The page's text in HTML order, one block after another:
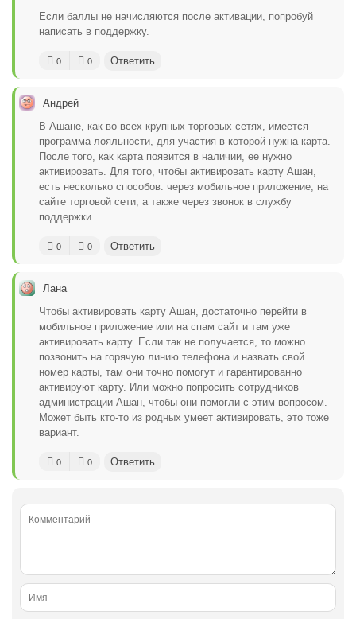
Если баллы не начисляются после активации, попробуй
написать в поддержку.
0 0 Ответить
Андрей
В Ашане, как во всех крупных торговых сетях, имеется
программа лояльности, для участия в которой нужна карта.
После того, как карта появится в наличии, ее нужно
активировать. Для того, чтобы активировать карту Ашан,
есть несколько способов: через мобильное приложение, на
сайте торговой сети, а также через звонок в службу
поддержки.
0 0 Ответить
Лана
Чтобы активировать карту Ашан, достаточно перейти в
мобильное приложение или на спам сайт и там уже
активировать карту. Если так не получается, то можно
позвонить на горячую линию телефона и назвать свой
номер карты, там они точно помогут и гарантированно
активируют карту. Или можно попросить сотрудников
администрации Ашан, чтобы они помогли с этим вопросом.
Может быть кто-то из родных умеет активировать, это тоже
вариант.
0 0 Ответить